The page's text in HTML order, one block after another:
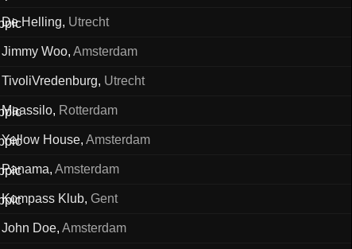
De Helling, Utrecht
Jimmy Woo, Amsterdam
TivoliVredenburg, Utrecht
Maassilo, Rotterdam
Yellow House, Amsterdam
Panama, Amsterdam
Kompass Klub, Gent
John Doe, Amsterdam